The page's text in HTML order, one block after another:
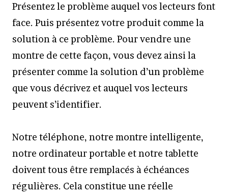
Présentez le problème auquel vos lecteurs font
face. Puis présentez votre produit comme la
solution à ce problème. Pour vendre une
montre de cette façon, vous devez ainsi la
présenter comme la solution d’un problème
que vous décrivez et auquel vos lecteurs
peuvent s’identifier.
Notre téléphone, notre montre intelligente,
notre ordinateur portable et notre tablette
doivent tous être remplacés à échéances
régulières. Cela constitue une réelle